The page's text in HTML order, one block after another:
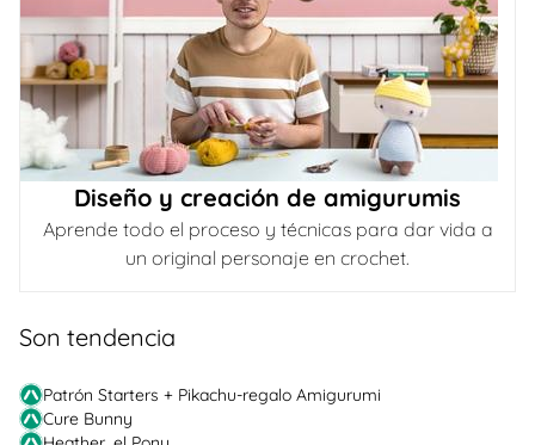
Diseño y creación de amigurumis
Aprende todo el proceso y técnicas para dar vida a
un original personaje en crochet.
Son tendencia
Patrón Starters + Pikachu-regalo Amigurumi
Cure Bunny